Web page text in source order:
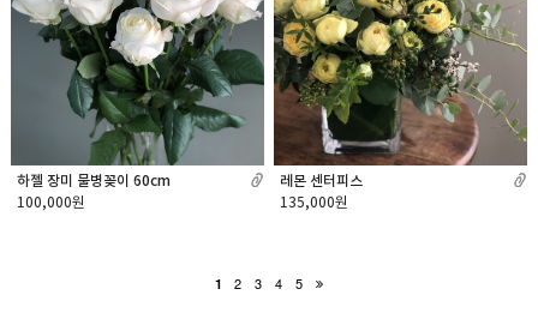
하젤 장미 물병꽂이 60cm
100,000원
레몬 센터피스
135,000원
1 2 3 4 5